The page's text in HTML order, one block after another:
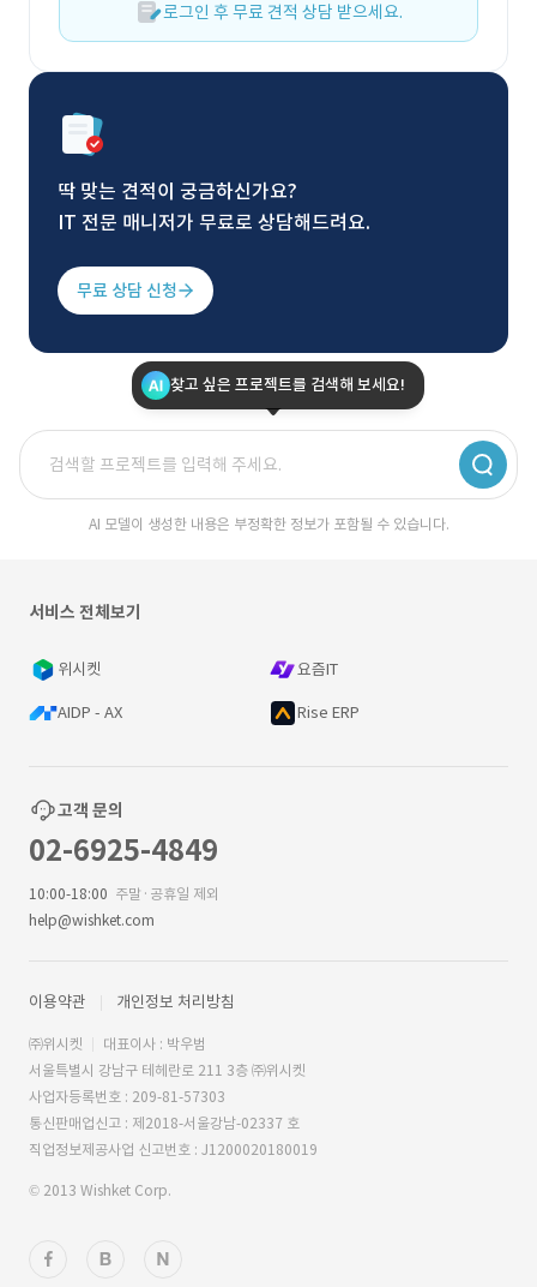
로그인 후 무료 견적 상담 받으세요.
딱 맞는 견적이 궁금하신가요?
IT 전문 매니저가 무료로 상담해드려요.
무료 상담 신청
찾고 싶은 프로젝트를 검색해 보세요!
AI 모델이 생성한 내용은 부정확한 정보가 포함될 수 있습니다.
서비스 전체보기
위시켓 요즘IT
AIDP - AX Rise ERP
고객 문의
02-6925-4849
10:00-18:00 주말·공휴일 제외
help@wishket.com
이용약관 개인정보 처리방침
㈜위시켓
대표이사 : 박우범
서울특별시 강남구 테헤란로 211 3층 ㈜위시켓
사업자등록번호 : 209-81-57303
통신판매업신고 : 제2018-서울강남-02337 호
직업정보제공사업 신고번호 : J1200020180019
© 2013 Wishket Corp.